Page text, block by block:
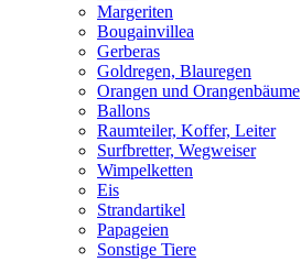
Margeriten
Bougainvillea
Gerberas
Goldregen, Blauregen
Orangen und Orangenbäume
Ballons
Raumteiler, Koffer, Leiter
Surfbretter, Wegweiser
Wimpelketten
Eis
Strandartikel
Papageien
Sonstige Tiere